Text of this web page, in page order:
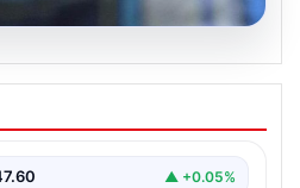
8 Nisan 2026: Altın
Gram, çeyrek,
▲ +0.05%